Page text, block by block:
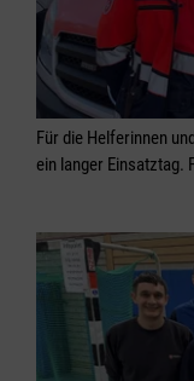
Für die Helferinnen
ein langer